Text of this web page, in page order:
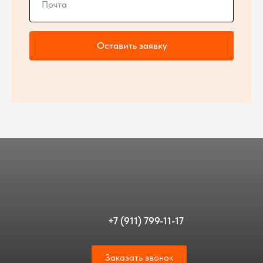
Оставить заявку
Заказать звонок
+7 (911) 799-11-17